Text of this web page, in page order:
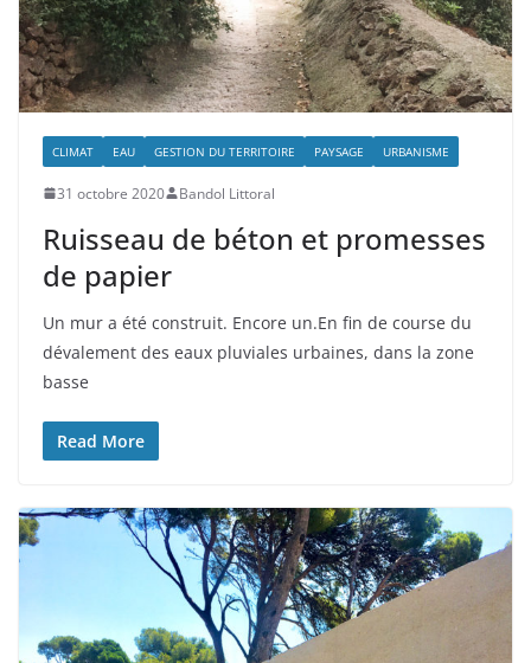
CLIMAT EAU GESTION DU TERRITOIRE PAYSAGE URBANISME
31 octobre 2020 Bandol Littoral
Ruisseau de béton et promesses
de papier
Un mur a été construit. Encore un.En fin de course du
dévalement des eaux pluviales urbaines, dans la zone
basse
Read More